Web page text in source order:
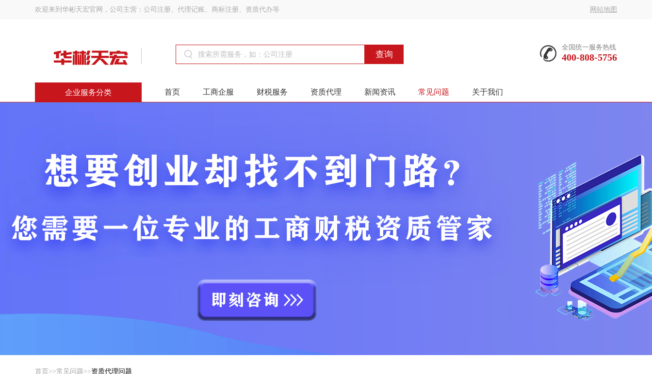
欢迎来到华彬天宏官网，公司主营：公司注册、代理记账、商标注册、资质代办等 网站地图
全国统一服务热线
400-808-5756
查询
企业服务分类 首页 工商企服 财税服务 资质代理 新闻资讯 常见问题 关于我们
首页 >>常见问题>>资质代理问题